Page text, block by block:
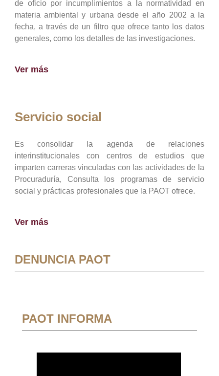
de oficio por incumplimientos a la normatividad en
materia ambiental y urbana desde el año 2002 a la
fecha, a través de un filtro que ofrece tanto los datos
generales, como los detalles de las investigaciones.
Ver más
Servicio social
Es consolidar la agenda de relaciones
interinstitucionales con centros de estudios que
imparten carreras vinculadas con las actividades de la
Procuraduría, Consulta los programas de servicio
social y prácticas profesionales que la PAOT ofrece.
Ver más
DENUNCIA PAOT
PAOT INFORMA